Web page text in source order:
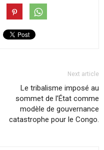
Next article
Le tribalisme imposé au
sommet de l’État comme
modèle de gouvernance
catastrophe pour le Congo.